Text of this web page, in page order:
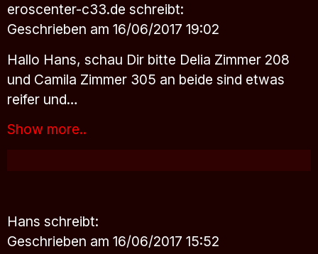
eroscenter-c33.de schreibt:
Geschrieben am 16/06/2017 19:02
Hallo Hans, schau Dir bitte Delia Zimmer 208
und Camila Zimmer 305 an beide sind etwas
reifer und…
Show more..
Hans schreibt:
Geschrieben am 16/06/2017 15:52